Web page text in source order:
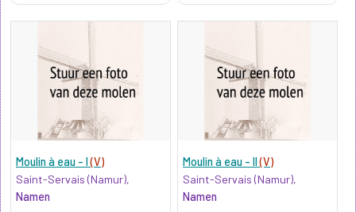
Moulin à eau - I(V)
Saint-Servais (Namur),
Namen
Moulin à eau - II(V)
Saint-Servais (Namur),
Namen